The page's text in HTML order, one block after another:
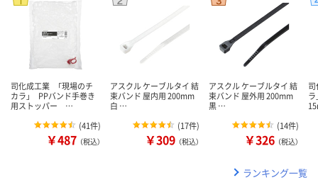
司化成工業 「現場のチ
カラ」 PPバンド手巻き
用ストッパー …
(41件)
￥487 （税込）
アスクル ケーブルタイ 結
束バンド 屋内用 200mm
白 …
(17件)
￥309 （税込）
アスクル ケーブルタイ 結
束バンド 屋外用 200mm
黒 …
(14件)
￥326 （税込）
司
ラ
ランキング一覧